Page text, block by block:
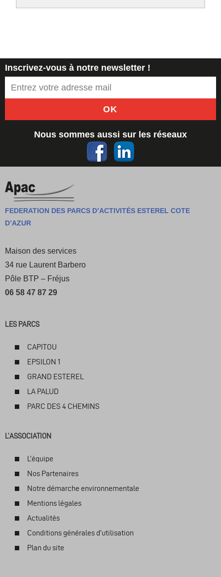
Inscrivez-vous à notre newsletter !
OK
Nous sommes aussi sur les réseaux
FEDERATION DES PARCS D’ACTIVITÉS ESTEREL COTE
D’AZUR
Maison des services
34 rue Laurent Barbero
Pôle BTP – Fréjus
06 58 47 87 29
LES PARCS
CAPITOU
EPSILON 1
GRAND ESTEREL
LA PALUD
PARC DES 4 CHEMINS
L’ASSOCIATION
L’équipe
Nos Partenaires
Notre démarche environnementale
Mentions légales
Actualités
Conditions générales d’utilisation
Plan du site